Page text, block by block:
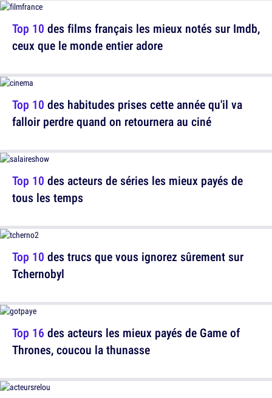
Top 10 des films français les mieux notés sur Imdb,
ceux que le monde entier adore
Top 10 des acteurs de séries les mieux payés de
tous les temps
Top 16 des acteurs les mieux payés de Game of
Thrones, coucou la thunasse
Top 10 des habitudes prises cette année qu'il va
falloir perdre quand on retournera au ciné
Top 10 des trucs que vous ignorez sûrement sur
Tchernobyl